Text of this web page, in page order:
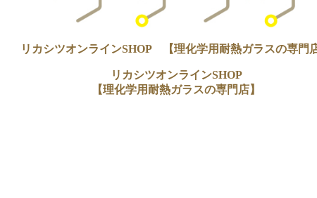
リカシツオンラインSHOP 【理化学用耐熱ガラスの専門店
リカシツオンラインSHOP
【理化学用耐熱ガラスの専門店】